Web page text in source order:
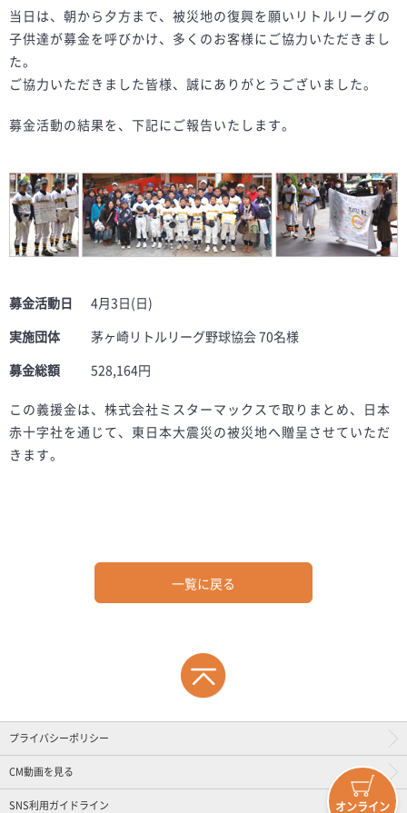
当日は、朝から夕方まで、被災地の復興を願いリトルリーグの
子供達が募金を呼びかけ、多くのお客様にご協力いただきまし
た。
ご協力いただきました皆様、誠にありがとうございました。
募金活動の結果を、下記にご報告いたします。
募金活動日
4月3日(日)
実施団体
茅ヶ崎リトルリーグ野球協会 70名様
募金総額
528,164円
この義援金は、株式会社ミスターマックスで取りまとめ、日本
赤十字社を通じて、東日本大震災の被災地へ贈呈させていただ
きます。
一覧に戻る
プライバシーポリシー
CM動画を見る
SNS利用ガイドライン オンライン